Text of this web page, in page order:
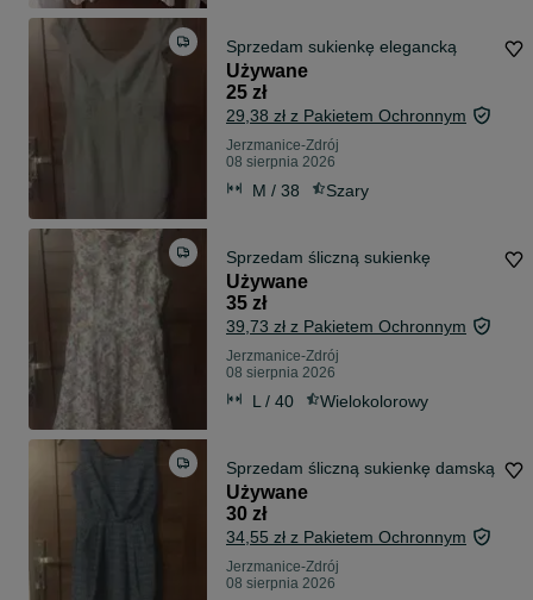
Sprzedam sukienkę elegancką
Używane
25 zł
29,38 zł z Pakietem Ochronnym
Jerzmanice-Zdrój
08 sierpnia 2026
M / 38 Szary
Sprzedam śliczną sukienkę
Używane
35 zł
39,73 zł z Pakietem Ochronnym
Jerzmanice-Zdrój
08 sierpnia 2026
L / 40 Wielokolorowy
Sprzedam śliczną sukienkę damską
Używane
30 zł
34,55 zł z Pakietem Ochronnym
Jerzmanice-Zdrój
08 sierpnia 2026